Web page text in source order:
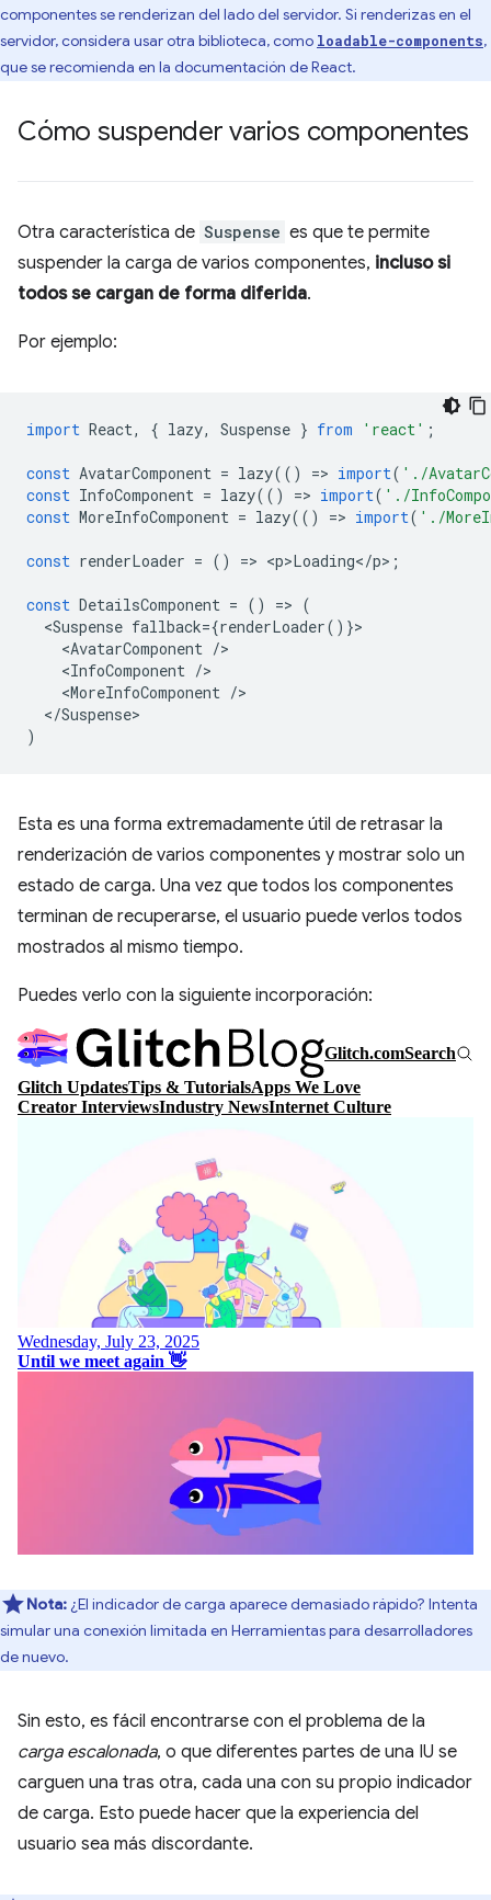
componentes se renderizan del lado del servidor. Si renderizas en el
servidor, considera usar otra biblioteca, como loadable-components,
que se recomienda en la documentación de React.
Cómo suspender varios componentes
Otra característica de Suspense es que te permite
suspender la carga de varios componentes, incluso si
todos se cargan de forma diferida.
Por ejemplo:
import React, { lazy, Suspense } from 'react' ;
const AvatarComponent = lazy(() => import( './
const InfoComponent = lazy(() => import( './
const MoreInfoComponent = lazy(() => import( './
const renderLoader = () => <p>Loading</p> ;
const DetailsComponent = () => (
<Suspense fallback={renderLoader()}
<AvatarComponent /
<InfoComponent /
<MoreInfoComponent /
</Suspense
)
Esta es una forma extremadamente útil de retrasar la
renderización de varios componentes y mostrar solo un
estado de carga. Una vez que todos los componentes
terminan de recuperarse, el usuario puede verlos todos
mostrados al mismo tiempo.
Puedes verlo con la siguiente incorporación:
Nota: ¿El indicador de carga aparece demasiado rápido? Intenta
simular una conexión limitada en Herramientas para desarrolladores
de nuevo.
Sin esto, es fácil encontrarse con el problema de la
carga escalonada, o que diferentes partes de una IU se
carguen una tras otra, cada una con su propio indicador
de carga. Esto puede hacer que la experiencia del
usuario sea más discordante.